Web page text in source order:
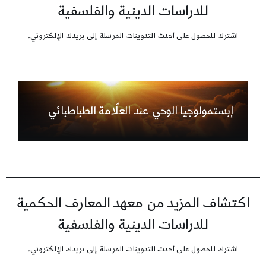
للدراسات الدينية والفلسفية
اشترك للحصول على أحدث التدوينات المرسلة إلى بريدك الإلكتروني.
إبستمولوجيا الوحي عند العلّامة الطباطبائي
اكتشاف المزيد من معهد المعارف الحكمية
للدراسات الدينية والفلسفية
اشترك للحصول على أحدث التدوينات المرسلة إلى بريدك الإلكتروني.